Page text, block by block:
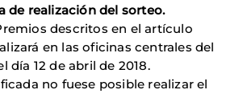
de realización del sorteo.
descritos en el artículo
en las oficinas centrales del
día 12 de abril de 2018.
no fuese posible realizar el